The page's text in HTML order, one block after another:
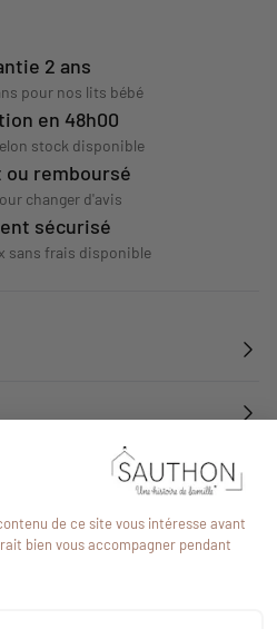
2 ans
pour nos lits bébé
en 48h00
stock disponible
remboursé
changer d'avis
sécurisé
sans frais disponible